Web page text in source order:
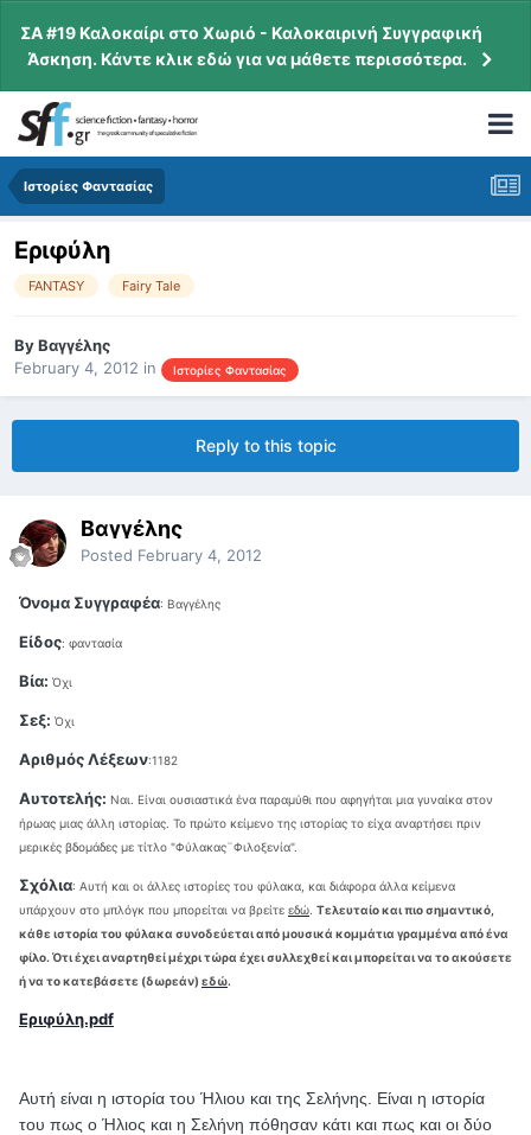
ΣΑ #19 Καλοκαίρι στο Χωριό - Καλοκαιρινή Συγγραφική
Άσκηση. Κάντε κλικ εδώ για να μάθετε περισσότερα.
Ιστορίες Φαντασίας
Εριφύλη
FANTASY Fairy Tale
ByΒαγγέλης
February 4, 2012 in Ιστορίες Φαντασίας
Reply to this topic
Βαγγέλης
Posted February 4, 2012
Όνομα Συγγραφέα: Βαγγέλης
Είδος: φαντασία
Βία: Όχι
Σεξ: Όχι
Αριθμός Λέξεων:1182
Αυτοτελής: Ναι. Είναι ουσιαστικά ένα παραμύθι που αφηγήται μια γυναίκα στον
ήρωας μιας άλλη ιστορίας. Το πρώτο κείμενο της ιστορίας το είχα αναρτήσει πριν
μερικές βδομάδες με τίτλο "Φύλακας¨Φιλοξενία".
Σχόλια: Αυτή και οι άλλες ιστορίες του φύλακα, και διάφορα άλλα κείμενα
υπάρχουν στο μπλόγκ που μπορείται να βρείτε εδώ Τελευταίο και πιο σημαντικό,
κάθε ιστορία του φύλακα συνοδεύεται από μουσικά κομμάτια γραμμένα από ένα
φίλο. Ότι έχει αναρτηθεί μέχρι τώρα έχει συλλεχθεί και μπορείται να το ακούσετε
ή να το κατεβάσετε (δωρεάν) εδώ.
Εριφύλη.pdf
Αυτή είναι η ιστορία του Ήλιου και της Σελήνης. Είναι η ιστορία
του πως ο Ήλιος και η Σελήνη πόθησαν κάτι και πως και οι δύο